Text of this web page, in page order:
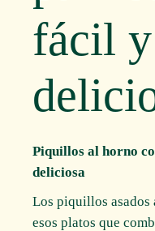
fácil y
Piquillos al horno
deliciosa
Los piquillos asados
esos platos que